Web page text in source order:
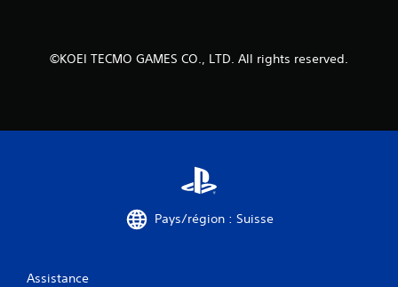
©KOEI TECMO GAMES CO., LTD. All rights reserved.
Pays/région : Suisse
Assistance